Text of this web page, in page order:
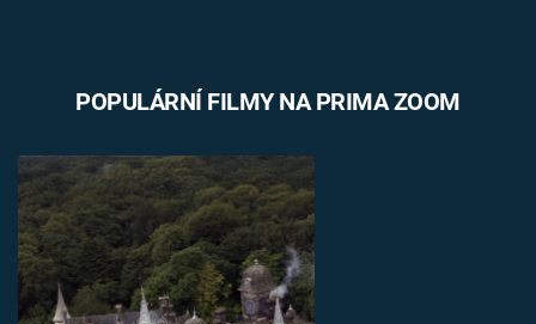
POPULÁRNÍ FILMY NA PRIMA ZOOM